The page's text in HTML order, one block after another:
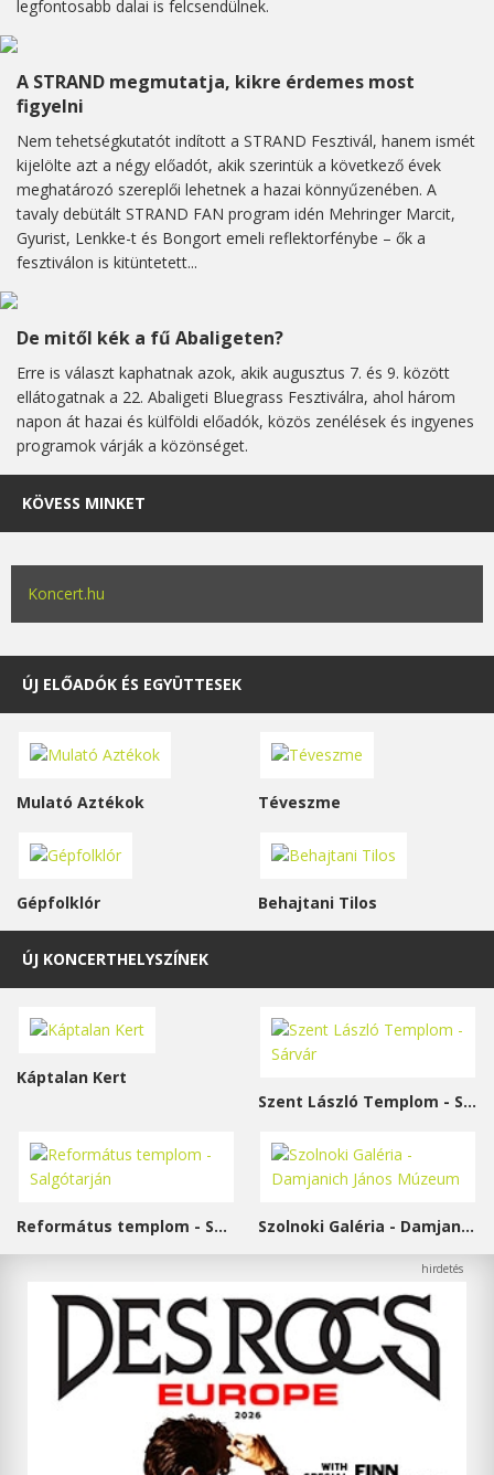
legfontosabb dalai is felcsendülnek.
A STRAND megmutatja, kikre érdemes most
figyelni
Nem tehetségkutatót indított a STRAND Fesztivál, hanem ismét
kijelölte azt a négy előadót, akik szerintük a következő évek
meghatározó szereplői lehetnek a hazai könnyűzenében. A
tavaly debütált STRAND FAN program idén Mehringer Marcit,
Gyurist, Lenkke-t és Bongort emeli reflektorfénybe – ők a
fesztiválon is kitüntetett...
De mitől kék a fű Abaligeten?
Erre is választ kaphatnak azok, akik augusztus 7. és 9. között
ellátogatnak a 22. Abaligeti Bluegrass Fesztiválra, ahol három
napon át hazai és külföldi előadók, közös zenélések és ingyenes
programok várják a közönséget.
KÖVESS MINKET
Koncert.hu
ÚJ ELŐADÓK ÉS EGYÜTTESEK
Mulató Aztékok Téveszme
Gépfolklór Behajtani Tilos
ÚJ KONCERTHELYSZÍNEK
Káptalan Kert
Szent László Templom - Sárvár
Református templom - Salgótarján Szolnoki Galéria - Damjanich János Múzeum